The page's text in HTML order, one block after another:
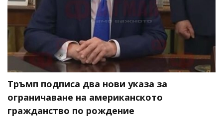
Тръмп подписа два нови указа за
ограничаване на американското
гражданство по рождение